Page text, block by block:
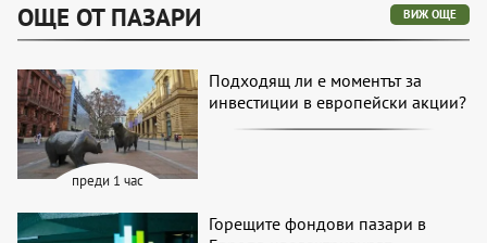
ОЩЕ ОТ ПАЗАРИ ВИЖ ОЩЕ
преди 1 час
Подходящ ли е моментът за
инвестиции в европейски акции?
Горещите фондови пазари в